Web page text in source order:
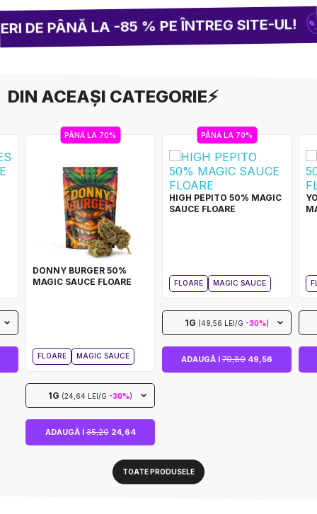
DE PÂNĂ LA -85 % PE ÎNTREG SITE-UL!
DIN ACEAȘI CATEGORIE⚡
PÂNĂ LA 70%
DONNY BURGER 50%
MAGIC SAUCE FLOARE
FLOARE MAGIC SAUCE
1G (24,64 LEI/G -30%)
ADAUGĂ I35,2024,64
PÂNĂ LA 70%
HIGH PEPITO 50% MAGIC
SAUCE FLOARE
FLOARE MAGIC SAUCE
1G (49,56 LEI/G -30%)
ADAUGĂ I 70,80 49,56
TOATE PRODUSELE